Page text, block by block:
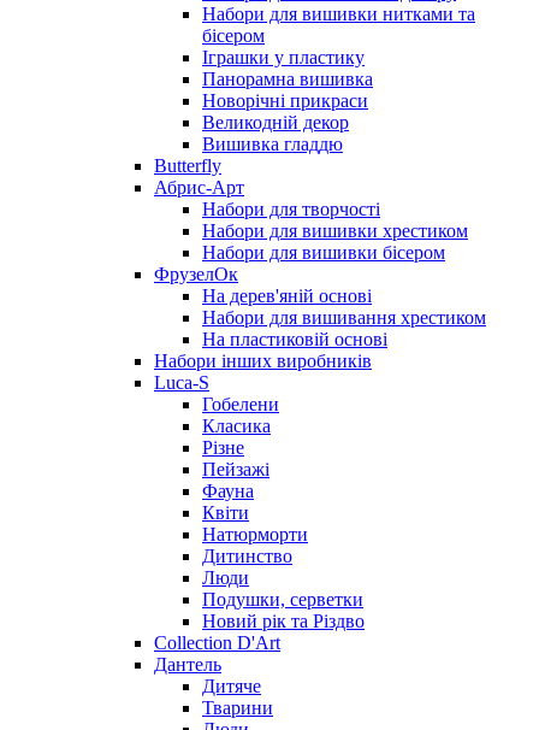
Набори для вишивки нитками та
бісером
Іграшки у пластику
Панорамна вишивка
Новорічні прикраси
Великодній декор
Вишивка гладдю
Butterfly
Абрис-Арт
Набори для творчості
Набори для вишивки хрестиком
Набори для вишивки бісером
ФрузелОк
На дерев'яній основі
Набори для вишивання хрестиком
На пластиковій основі
Набори інших виробників
Luca-S
Гобелени
Класика
Різне
Пейзажі
Фауна
Квіти
Натюрморти
Дитинство
Люди
Подушки, серветки
Новий рік та Різдво
Collection D'Art
Дантель
Дитяче
Тварини